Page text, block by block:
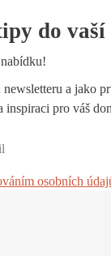
do vaší
newsletteru a jako
inspiraci pro váš
osobních